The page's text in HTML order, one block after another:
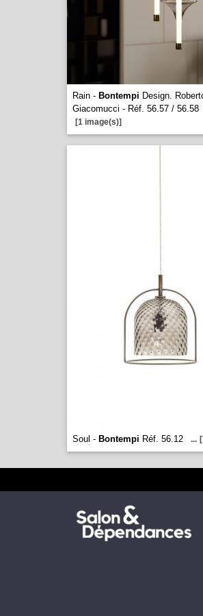
Rain - Bontempi Design.
Giacomucci - Réf. 56.57 / 56.58
[1 image(s)]
Soul - Bontempi Réf. 56.12 ...